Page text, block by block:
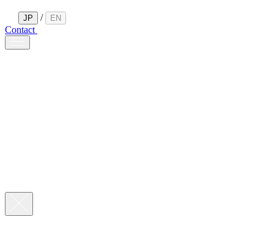
JP / EN
Contact